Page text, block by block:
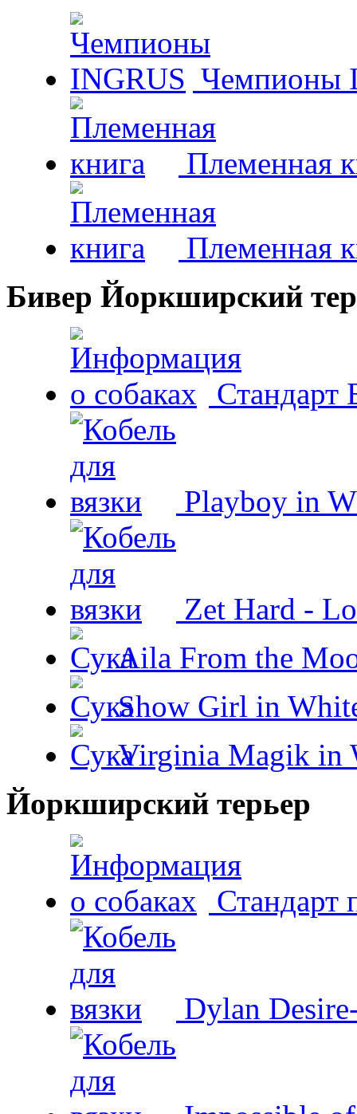
Чемпионы
Племенная
Племенная
Бивер Йоркширский
Стандарт
Playboy in
Zet Hard -
Aila From the
Show Girl in
Virginia Magik in
Йоркширский терьер
Dylan